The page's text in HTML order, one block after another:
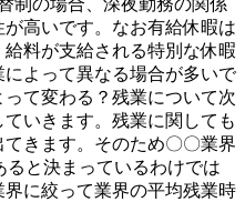
制の場合、深夜勤務の関係
高いです。なお有給休暇は
料が支給される特別な休暇
よって異なる場合が多いで
て変わる？残業について次
いきます。残業に関しても
きます。そのため〇〇業界
と決まっているわけでは
に絞って業界の平均残業時